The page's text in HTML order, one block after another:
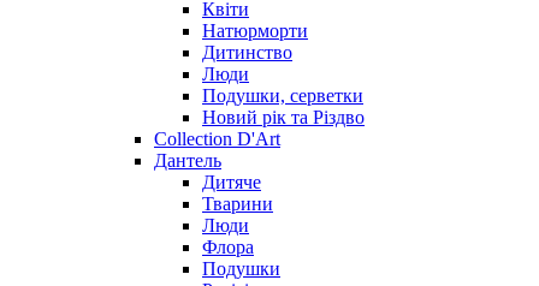
Квіти
Натюрморти
Дитинство
Люди
Подушки, серветки
Новий рік та Різдво
Collection D'Art
Дантель
Дитяче
Тварини
Люди
Флора
Подушки